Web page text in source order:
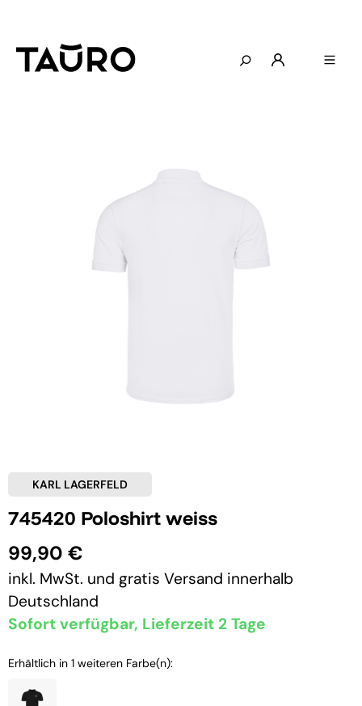
KARL LAGERFELD
745420 Poloshirt weiss
99,90 €
inkl. MwSt. und gratis Versand innerhalb
Deutschland
Sofort verfügbar, Lieferzeit 2 Tage
Erhältlich in 1 weiteren Farbe(n):